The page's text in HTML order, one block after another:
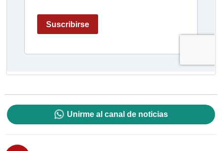
Unirme al canal de noticias